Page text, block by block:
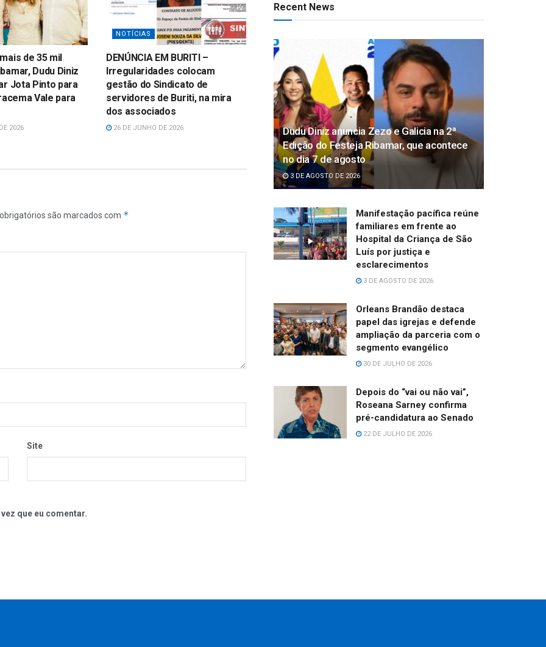
de 35 mil
Dudu Diniz
Jota Pinto para
Vale para
2026
NOTÍCIAS
DENÚNCIA EM BURITI –
Irregularidades colocam
gestão do Sindicato de
servidores de Buriti, na mira
dos associados
26 DE JUNHO DE 2026
são marcados com *
Site
que eu comentar.
Recent News
Dudu Diniz anuncia Zezo e Galicia na 2ª
Edição do Festeja Ribamar, que acontece
no dia 7 de agosto
3 DE AGOSTO DE 2026
Manifestação pacífica reúne
familiares em frente ao
Hospital da Criança de São
Luís por justiça e
esclarecimentos
3 DE AGOSTO DE 2026
Orleans Brandão destaca
papel das igrejas e defende
ampliação da parceria com o
segmento evangélico
30 DE JULHO DE 2026
Depois do “vai ou não vai”,
Roseana Sarney confirma
pré-candidatura ao Senado
22 DE JULHO DE 2026